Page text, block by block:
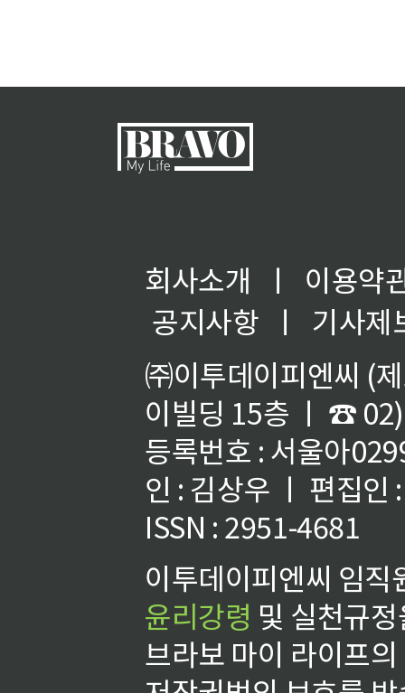
회사소개 ㅣ
이용약
공지사항
ㅣ
기사제
㈜이투데이피엔씨 (
이빌딩 15층 ㅣ ☎
등록번호 : 서울아
인 : 김상우 ㅣ 편집인
ISSN : 2951-4681
이투데이피엔씨 임
윤리강령 및 실천규
브라보 마이 라이프